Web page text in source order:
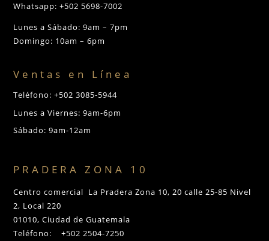
Whatsapp: +502 5698-7002
Lunes a Sábado: 9am – 7pm
Domingo: 10am – 6pm
Ventas en Línea
Teléfono: +502 3085-5944
Lunes a Viernes: 9am-6pm
Sábado: 9am-12am
PRADERA ZONA 10
Centro comercial La Pradera Zona 10, 20 calle 25-85 Nivel
2, Local 220
01010, Ciudad de Guatemala
Teléfono: +502 2504-7250